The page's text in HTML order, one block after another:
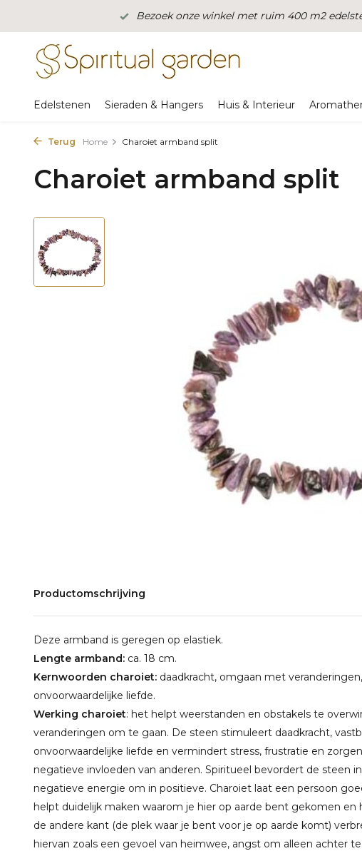
Bezoek onze winkel met ruim 400 m2
Edelstenen Sieraden & Hangers Huis & Interieur
Terug Home Charoiet armband split
Charoiet armband split
Productomschrijving
Deze armband is geregen op elastiek.
Lengte armband: ca. 18 cm.
Kernwoorden charoiet: daadkracht, omgaan met
onvoorwaardelijke liefde.
Werking charoiet: het helpt weerstanden en obstakels te
veranderingen om te gaan. De steen stimuleert daadkracht,
onvoorwaardelijke liefde en vermindert stress, frustratie en
negatieve invloeden van anderen. Spiritueel bevordert de steen
negatieve energie om in positieve. Charoiet laat een persoon
helpt duidelijk maken waarom je hier op aarde bent gekomen
de andere kant (de plek waar je bent voor je op aarde komt)
hiervan zoals een gevoel van heimwee, angst om alleen achter